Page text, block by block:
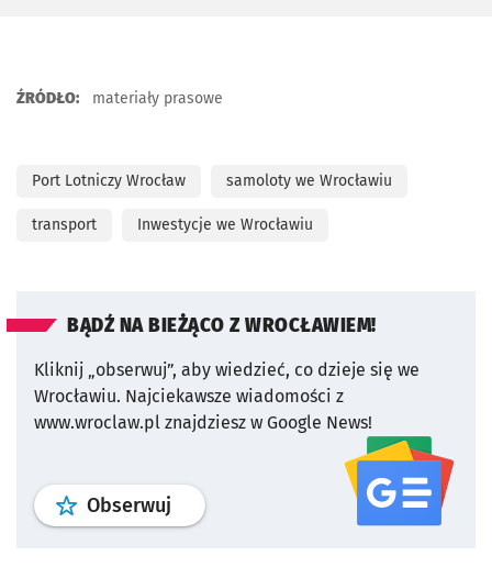
ŹRÓDŁO: materiały prasowe
Port Lotniczy Wrocław samoloty we Wrocławiu
transport Inwestycje we Wrocławiu
BĄDŹ NA BIEŻĄCO Z WROCŁAWIEM!
Kliknij „obserwuj”, aby wiedzieć, co dzieje się we
Wrocławiu. Najciekawsze wiadomości z
www.wroclaw.pl znajdziesz w Google News!
Obserwuj profil serwisu